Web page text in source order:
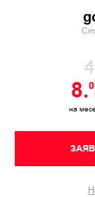
8.
на